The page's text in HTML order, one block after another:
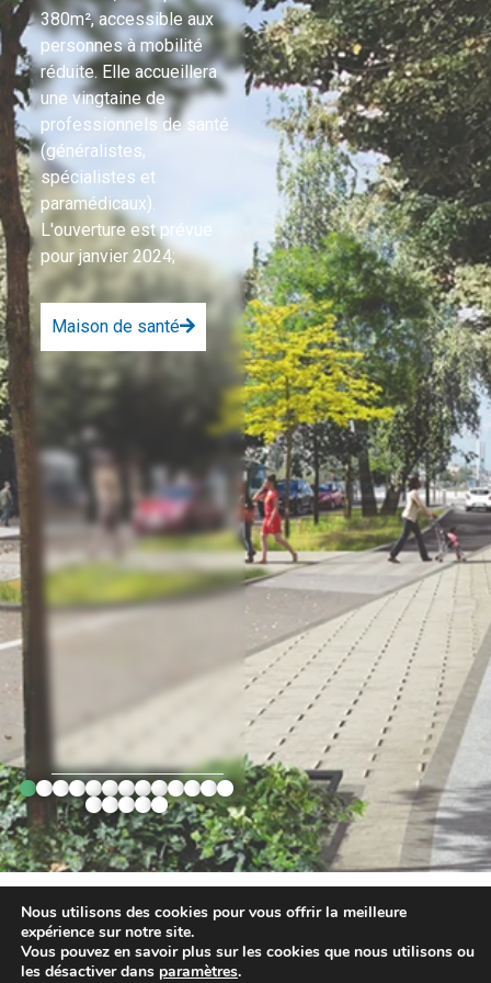
380m², accessible aux
personnes à mobilité
réduite. Elle accueillera
une vingtaine de
professionnels de santé
(généralistes,
spécialistes et
paramédicaux).
L'ouverture est prévue
pour janvier 2024;
Maison de santé
de dernière
génération, de
radiographie avec
des spécialités
telles que la
mammographie,
contigu à un
bâtiment qui verra
l’installation de dix
médecins
généralistes et
spécialistes.
Centre d'imagerie
médicale
1 2 3 4 5 6 7 8 910111213
1415161718
Nous utilisons des cookies pour vous offrir la meilleure
expérience sur notre site.
Vous pouvez en savoir plus sur les cookies que nous utilisons ou
les désactiver dans paramètres.